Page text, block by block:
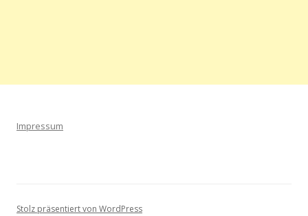
Impressum
Stolz präsentiert von WordPress